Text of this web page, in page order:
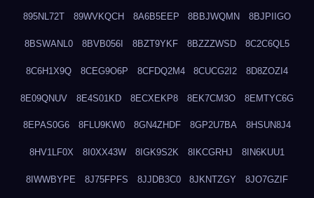
895NL72T 89WVKQCH 8A6B5EEP 8BBJWQMN 8BJPIIGO
8BSWANL0 8BVB056I 8BZT9YKF 8BZZZWSD 8C2C6QL5
8C6H1X9Q 8CEG9O6P 8CFDQ2M4 8CUCG2I2 8D8ZOZI4
8E09QNUV 8E4S01KD 8ECXEKP8 8EK7CM3O 8EMTYC6G
8EPAS0G6 8FLU9KW0 8GN4ZHDF 8GP2U7BA 8HSUN8J4
8HV1LF0X 8I0XX43W 8IGK9S2K 8IKCGRHJ 8IN6KUU1
8IWWBYPE 8J75FPFS 8JJDB3C0 8JKNTZGY 8JO7GZIF